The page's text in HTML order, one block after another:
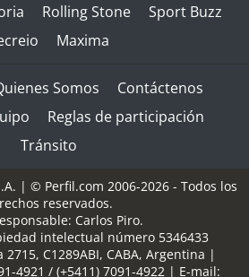
Rolling Stone
Sport Buzz
Maxima
Somos
Contáctenos
Reglas de participación
Tránsito
| © Perfil.com 2006-2026 - Todos los
reservados.
Carlos Piro.
intelectual número 5346433
2715, C1289ABI, CABA, Argentina |
4921 / (+5411) 7091-4922 | E-mail: